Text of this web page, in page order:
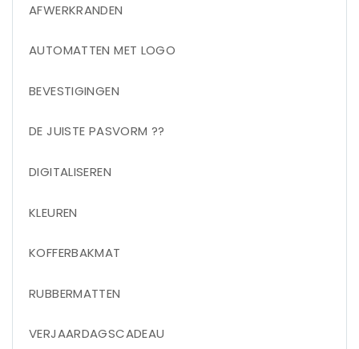
AFWERKRANDEN
AUTOMATTEN MET LOGO
BEVESTIGINGEN
DE JUISTE PASVORM ??
DIGITALISEREN
KLEUREN
KOFFERBAKMAT
RUBBERMATTEN
VERJAARDAGSCADEAU